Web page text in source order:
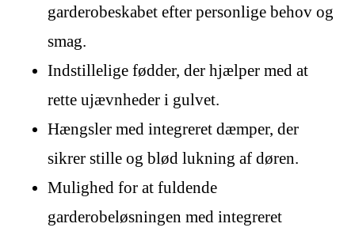
garderobeskabet efter personlige behov og
smag.
Indstillelige fødder, der hjælper med at
rette ujævnheder i gulvet.
Hængsler med integreret dæmper, der
sikrer stille og blød lukning af døren.
Mulighed for at fuldende
garderobeløsningen med integreret